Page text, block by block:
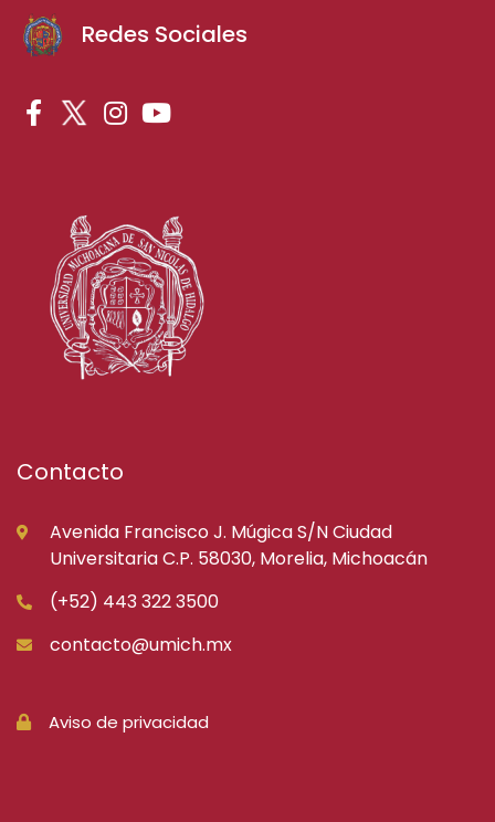
Redes Sociales
Contacto
Avenida Francisco J. Múgica S/N Ciudad
Universitaria C.P. 58030, Morelia, Michoacán
(+52) 443 322 3500
contacto@umich.mx
Aviso de privacidad